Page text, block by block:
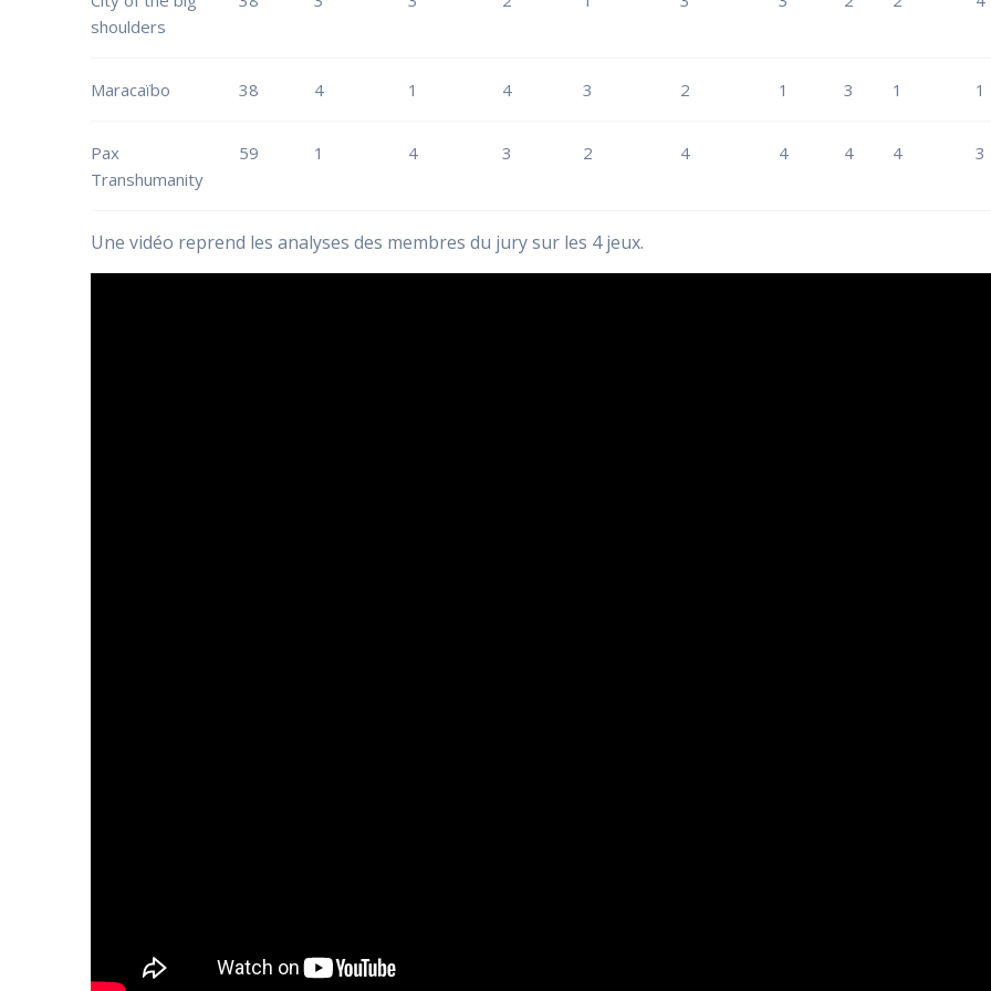
shoulders
Maracaïbo 38 4 1 4 3 2 1 3 1 1
Pax
Transhumanity
59 1 4 3 2 4 4 4 4 3
Une vidéo reprend les analyses des membres du jury sur les 4 jeux.